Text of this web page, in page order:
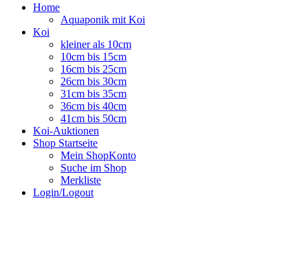
Home
Aquaponik mit Koi
Koi
kleiner als 10cm
10cm bis 15cm
16cm bis 25cm
26cm bis 30cm
31cm bis 35cm
36cm bis 40cm
41cm bis 50cm
Koi-Auktionen
Shop Startseite
Mein ShopKonto
Suche im Shop
Merkliste
Login/Logout